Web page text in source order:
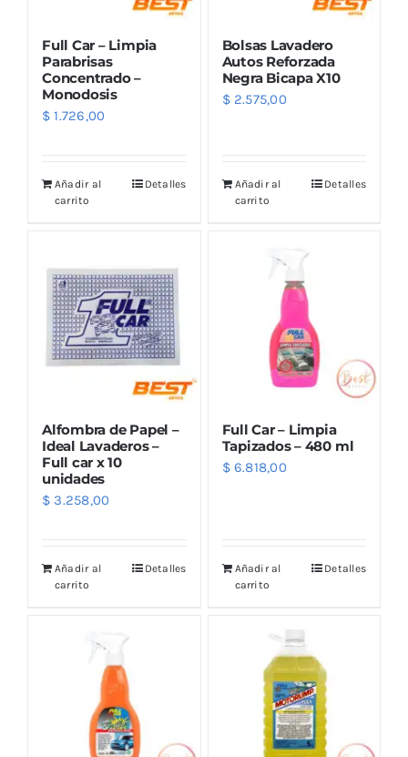
Full Car – Limpia
Parabrisas
Concentrado –
Monodosis
$ 1.726,00
Añadir al
carrito
Detalles
Bolsas Lavadero
Autos Reforzada
Negra Bicapa X10
$2.575,00
Añadir al
carrito
Detalles
Alfombra de Papel –
Ideal Lavaderos –
Full car x 10
unidades
$ 3.258,00
Añadir al
carrito
Detalles
Full Car – Limpia
Tapizados – 480 ml
$6.818,00
Añadir al
carrito
Detalles